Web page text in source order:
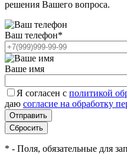
решения Вашего вопроса.
Ваш телефон*
Ваше имя
Я согласен с политикой
даю согласие на обработку
* - Поля, обязательные для